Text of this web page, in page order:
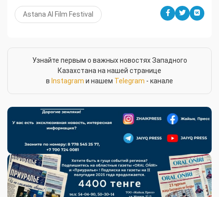
Astana AI Film Festival
Узнайте первым о важных новостях Западного
Казахстана на нашей странице
в Instagram и нашем Telegram - канале